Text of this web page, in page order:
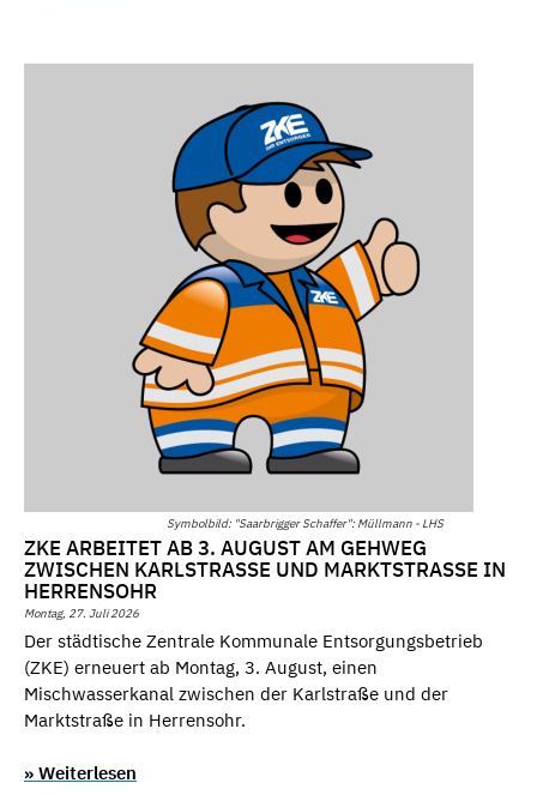
Symbolbild: "Saarbrigger Schaffer": Müllmann - LHS
ZKE ARBEITET AB 3. AUGUST AM GEHWEG
ZWISCHEN KARLSTRASSE UND MARKTSTRASSE IN HE
RRENSOHR
Montag, 27. Juli 2026
Der städtische Zentrale Kommunale Entsorgungsbetrieb
(ZKE) erneuert ab Montag, 3. August, einen
Mischwasserkanal zwischen der Karlstraße und der
Marktstraße in Herrensohr.
» Weiterlesen